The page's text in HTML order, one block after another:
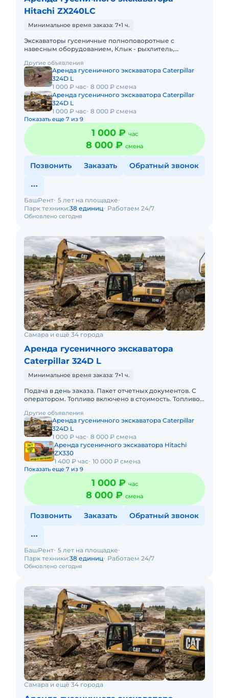
Hitachi ZX240LC
Минимальное время заказа: 7+1 ч.
Экскаваторы гусеничные полноповоротные с
навесным оборудованием, Клык - рыхлитель,
компании имеются экскаваторы
Другие объявления
Аренда гусеничного экскаватора Caterpillar
324D L
1 000 ₽ час
8 000 ₽ смена
Аренда гусеничного экскаватора Caterpillar
324D L
1 000 ₽ час
8 000 ₽ смена
Показать еще 7 из 9
1 000 ₽ час
8 000 ₽ смена
Позвонить Заказать Обратный звонок
Обновлено сегодня
БашРент 5 лет на площадке
Парк техники:38 единиц Работаем 24/7
Самара и ещё 34 города
Аренда гусеничного экскаватора
Caterpillar 324D L
Минимальное время заказа: 7+1 ч.
Подача в день заказа. Пакет отчетных документов. С
оператором. Топливо включено в стоимость. Топливо
Краткосрочная а
Другие объявления
Аренда гусеничного экскаватора Caterpillar
324D L
1 000 ₽ час
8 000 ₽ смена
Аренда гусеничного экскаватора Hitachi
ZX330
1 400 ₽ час 10 000 ₽ смена
Показать еще 7 из 9
1 000 ₽ час
8 000 ₽ смена
Позвонить Заказать Обратный звонок
Обновлено сегодня
БашРент 5 лет на площадке
Парк техники:38 единиц Работаем 24/7
Самара и ещё 34 города